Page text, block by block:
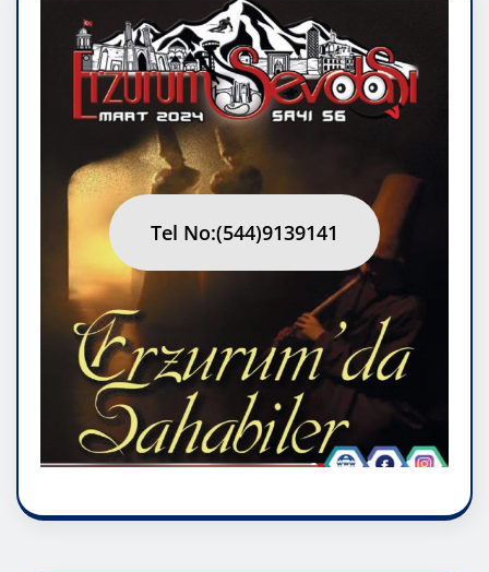
Tel No:(544)9139141